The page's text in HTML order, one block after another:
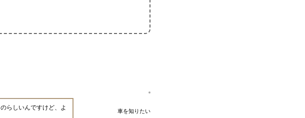
車を知りたい
らしいんですけど、よ